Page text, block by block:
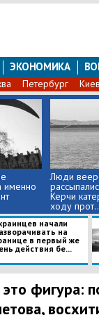
ЭКОНОМИКА
Петербург Киев
именно
Люди
Керчи
ходу
начали
на
в первый же
действия бе...
фигура: